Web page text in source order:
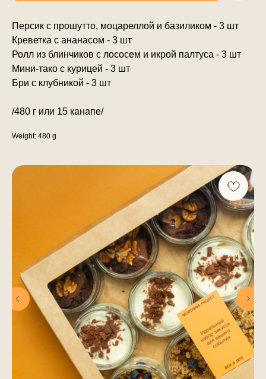
Персик с прошутто, моцареллой и базиликом - 3 шт
Креветка с ананасом - 3 шт
Ролл из блинчиков с лососем и икрой палтуса - 3 шт
Мини-тако с курицей - 3 шт
Бри с клубникой - 3 шт
/480 г или 15 канапе/
Weight: 480 g